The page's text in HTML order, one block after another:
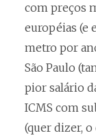
com preços
européias (e
metro por
São Paulo
pior salário
ICMS com
(quer dizer,